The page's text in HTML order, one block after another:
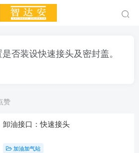
否装设快速接头及密封盖。
赞
卸油接口：快速接头
加油加气站